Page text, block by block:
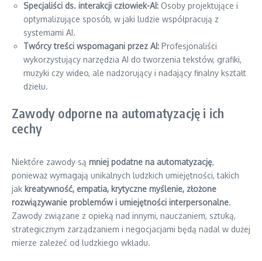
Specjaliści ds. interakcji człowiek-AI: Osoby projektujące i
optymalizujące sposób, w jaki ludzie współpracują z
systemami AI.
Twórcy treści wspomagani przez AI: Profesjonaliści
wykorzystujący narzędzia AI do tworzenia tekstów, grafiki,
muzyki czy wideo, ale nadzorujący i nadający finalny kształt
dziełu.
Zawody odporne na automatyzację i ich
cechy
Niektóre zawody są mniej podatne na automatyzację,
ponieważ wymagają unikalnych ludzkich umiejętności, takich
jak kreatywność, empatia, krytyczne myślenie, złożone
rozwiązywanie problemów i umiejętności interpersonalne.
Zawody związane z opieką nad innymi, nauczaniem, sztuką,
strategicznym zarządzaniem i negocjacjami będą nadal w dużej
mierze zależeć od ludzkiego wkładu.